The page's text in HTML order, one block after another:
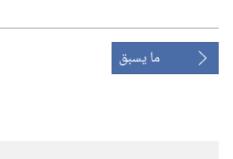
ما يسبق